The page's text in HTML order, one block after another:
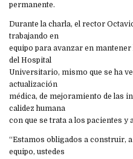
permanente.
Durante la charla, el rector
trabajando en
equipo para avanzar en
del Hospital
Universitario, mismo que se ha
actualización
médica, de mejoramiento de las
calidez humana
con que se trata a los pacientes y
“Estamos obligados a construir,
equipo, ustedes